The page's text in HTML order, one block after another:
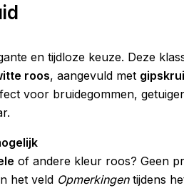
en tijdloze keuze. Deze
roos, aangevuld met
voor bruidegommen,
of andere kleur roos? Geen
het veld Opmerkingentijdens